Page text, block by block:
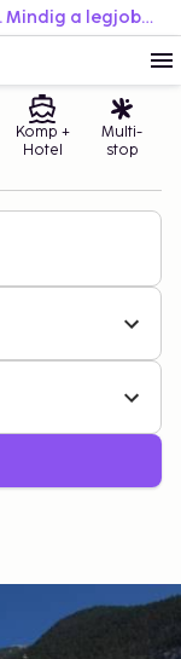
Foglalj könnyedén. Utazz rugalmasan. Mindig a legjobb áron.
Komp +
Hotel
Multi-
stop